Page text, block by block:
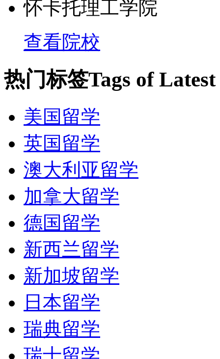
怀卡托理工学院
查看院校
热门标签Tags of Latest
美国留学
英国留学
澳大利亚留学
加拿大留学
德国留学
新西兰留学
新加坡留学
日本留学
瑞典留学